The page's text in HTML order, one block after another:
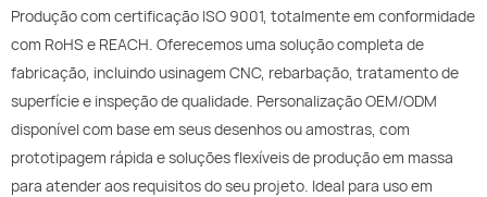
Produção com certificação ISO 9001, totalmente em conformidade
com RoHS e REACH. Oferecemos uma solução completa de
fabricação, incluindo usinagem CNC, rebarbação, tratamento de
superfície e inspeção de qualidade. Personalização OEM/ODM
disponível com base em seus desenhos ou amostras, com
prototipagem rápida e soluções flexíveis de produção em massa
para atender aos requisitos do seu projeto. Ideal para uso em